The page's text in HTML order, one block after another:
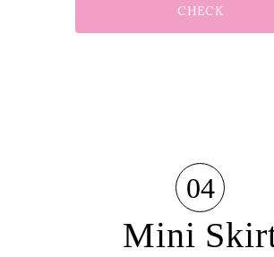
CHECK
04
Mini